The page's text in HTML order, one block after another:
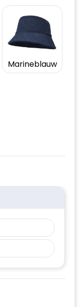
Marineblauw